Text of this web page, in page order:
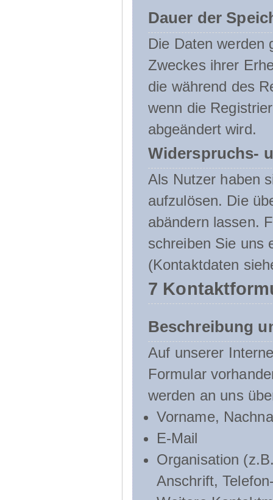
Dauer der
Die Daten werden
Zweckes ihrer
die während des
wenn die
abgeändert wird.
Widerspruchs-
Als Nutzer haben
aufzulösen. Die
abändern lassen.
schreiben Sie uns
(Kontaktdaten
7
Beschreibung
Auf unserer
Formular
werden an uns
Vorname,
E-Mail
Organisation
Anschrift,